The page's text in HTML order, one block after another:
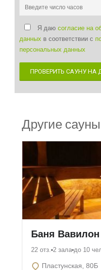
Я даю согласие на
данных в соответствии с
персональных данных
ПРОВЕРИТЬ САУНУ НА
Другие
Баня Вавилон
22 отз. 2 зала до 10
Пластунская, 80Б